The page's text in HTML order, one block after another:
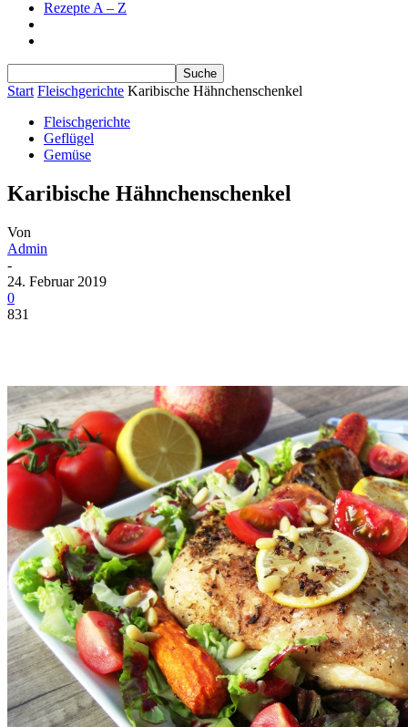
Rezepte A – Z
Start Fleischgerichte Karibische Hähnchenschenkel
Fleischgerichte
Geflügel
Gemüse
Karibische Hähnchenschenkel
Von
Admin
-
24. Februar 2019
0
831